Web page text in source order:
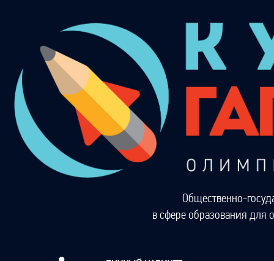
Общественно-
в сфере образования для